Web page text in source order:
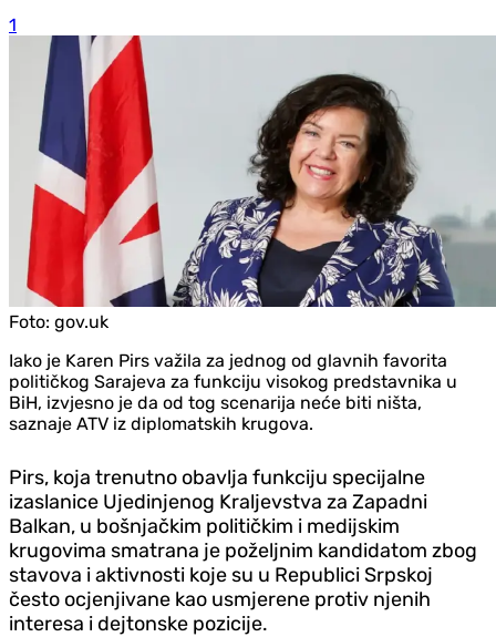
1
Foto: gov.uk
Iako je Karen Pirs važila za jednog od glavnih favorita
političkog Sarajeva za funkciju visokog predstavnika u
BiH, izvjesno je da od tog scenarija neće biti ništa,
saznaje ATV iz diplomatskih krugova.
Pirs, koja trenutno obavlja funkciju specijalne
izaslanice Ujedinjenog Kraljevstva za Zapadni
Balkan, u bošnjačkim političkim i medijskim
krugovima smatrana je poželjnim kandidatom zbog
stavova i aktivnosti koje su u Republici Srpskoj
često ocjenjivane kao usmjerene protiv njenih
interesa i dejtonske pozicije.